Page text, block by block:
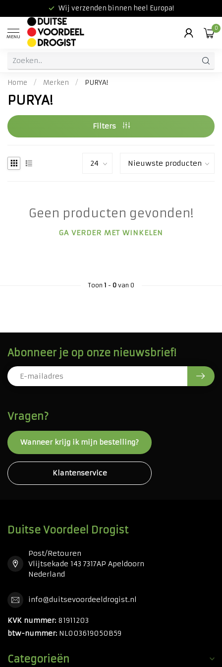
Wij verzenden binnen heel Europa!
MENU
0
Home / Merken / PURYA!
PURYA!
Filters
Geen producten gevonden!
GA VERDER MET WINKELEN
Toon 1 - 0van 0
Vragen?
Wanneer krijg ik mijn bestelling?
Klantenservice
Abonneer je op onze nieuwsbrief!
Duitse Voordeel Drogist
Post/Retouren
Vlijtsekade 143 7317AP Apeldoorn
Nederland
info@duitsevoordeeldrogist.nl
KVK nummer: 81911203
btw-nummer: NL003619050B59
Categorieën